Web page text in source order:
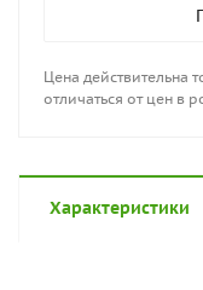
Цена действительна
отличаться от цен в
Характеристики